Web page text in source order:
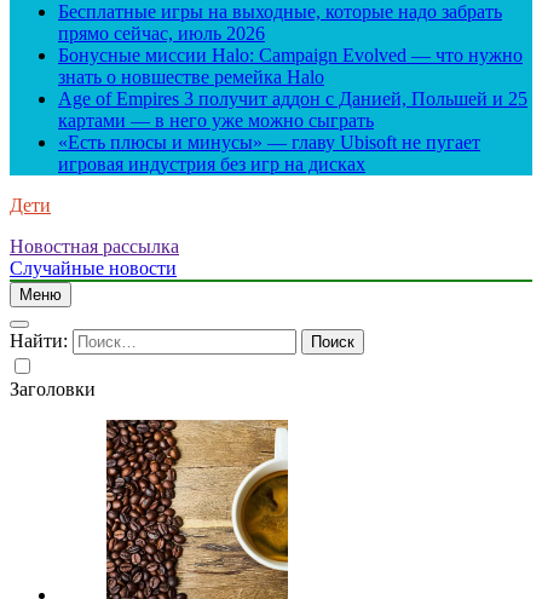
Бесплатные игры на выходные, которые надо забрать
прямо сейчас, июль 2026
Бонусные миссии Halo: Campaign Evolved — что нужно
знать о новшестве ремейка Halo
Age of Empires 3 получит аддон с Данией, Польшей и 25
картами — в него уже можно сыграть
«Есть плюсы и минусы» — главу Ubisoft не пугает
игровая индустрия без игр на дисках
Дети
Новостная рассылка
Случайные новости
Меню
Найти:
Заголовки